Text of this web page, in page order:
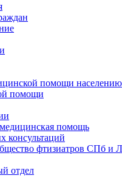
помощи населению
помощи
помощь
консультаций
фтизиатров СПб и
отдел